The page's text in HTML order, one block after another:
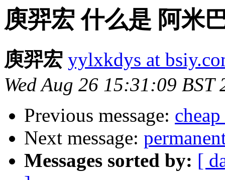
庾羿宏 什么是 阿米
庾羿宏 yylxkdys at
Wed Aug 26 15:31:09 BST
Previous message:
Next message:
Messages sorted by: [